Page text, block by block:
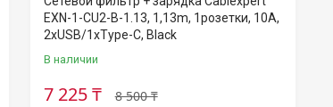
EXN-1-CU2-B-1.13, 1,13m, 1розетки, 10A,
2xUSB/1xType-C, Black
В наличии
8 500 ₸
7 225 ₸